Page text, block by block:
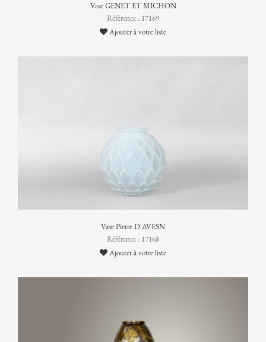
Vase GENET ET MICHON
Référence : 17169
Ajouter à votre liste
Vase Pierre D'AVESN
Référence : 17168
Ajouter à votre liste